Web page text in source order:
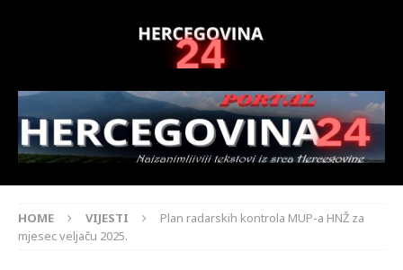
HOME VIJESTI
Plan radarskih kontrola MUP-a HNŽ za
mjesec veljaču 2025.